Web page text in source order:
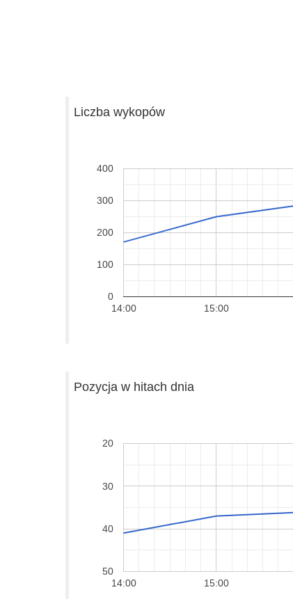
Liczba wykopów
14:00 15:00
0
100
200
300
400
Pozycja w hitach dnia
14:00 15:00
20
30
40
50